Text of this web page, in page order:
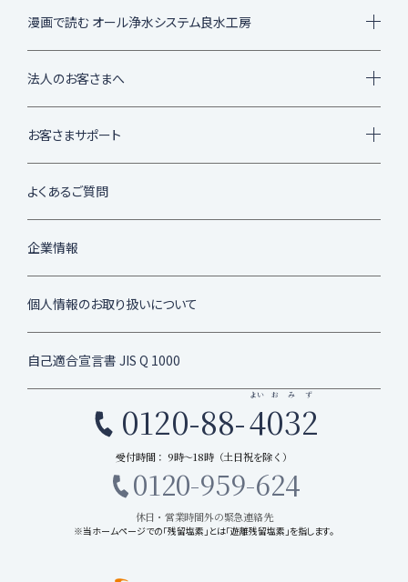
漫画で読む オール浄水システム良水工房
法人のお客さまへ
お客さまサポート
よくあるご質問
企業情報
個人情報のお取り扱いについて
自己適合宣言書 JIS Q 1000
0120-88-4
よい
032
おみず
受付時間： 9時〜18時（土日祝を除く）
0120-959-624
休日・営業時間外の緊急連絡先
※当ホームページでの「残留塩素」とは「遊離残留塩素」を指します。